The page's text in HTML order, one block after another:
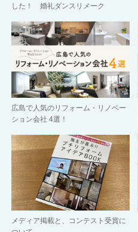
した！ 婚礼ダンスリメーク
広島で人気のリフォーム・リノベー
ション会社 4選！
メディア掲載と、コンテスト受賞に